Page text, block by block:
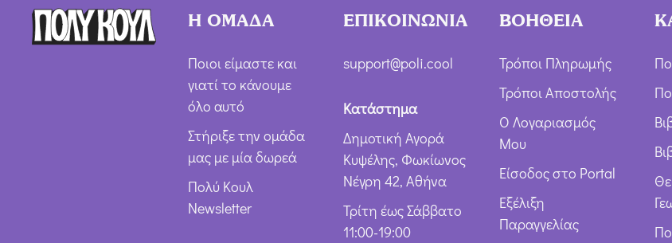
ή
ρ
Η ΟΜΑΔΑ
Ποιοι είμαστε και
γιατί το κάνουμε
όλο αυτό
Στήριξε την ομάδα
μας με μία δωρεά
Πολύ Κουλ
Newsletter
ΕΠΙΚΟΙΝΩΝΙΑ
support@poli.cool
Κατάστημα
Δημοτική Αγορά
Κυψέλης, Φωκίωνος
Νέγρη 42, Αθήνα
Τρίτη έως Σάββατο
11:00-19:00
ΒΟΗΘΕΙΑ
Τρόποι Πληρωμής
Τρόποι Αποστολής
Ο Λογαριασμός
Μου
Είσοδος στο Portal
Εξέλιξη
Παραγγελίας